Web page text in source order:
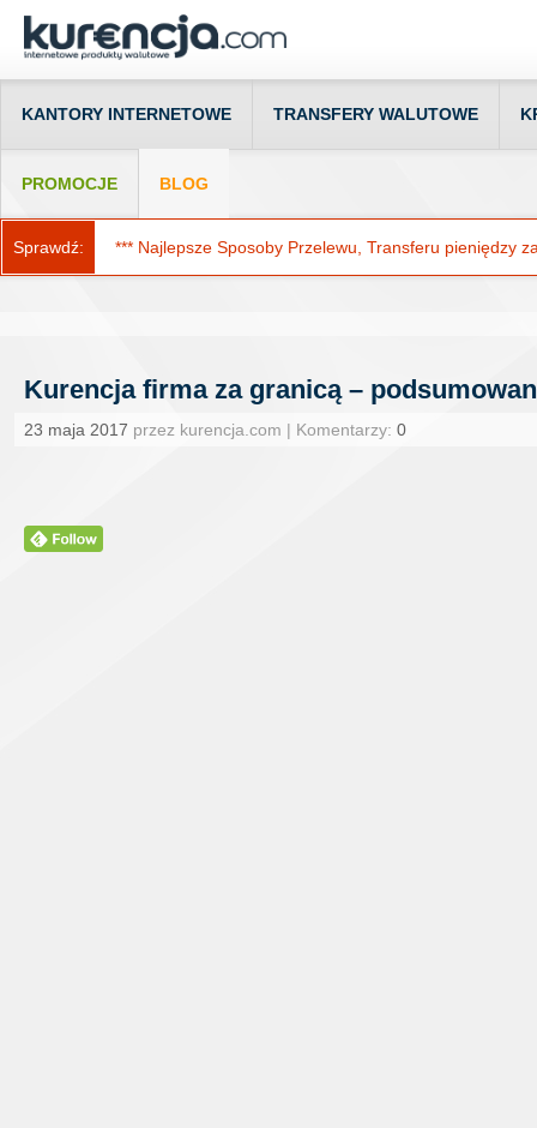
KANTORY INTERNETOWE TRANSFERY WALUTOWE
PROMOCJE BLOG
Sprawdź: *** Najlepsze Sposoby Przelewu, Transferu pieniędzy
Kurencja firma za granicą –
23 maja 2017 przez kurencja.com | Komentarzy: 0